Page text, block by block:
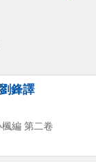
鋒譯
編 第二卷